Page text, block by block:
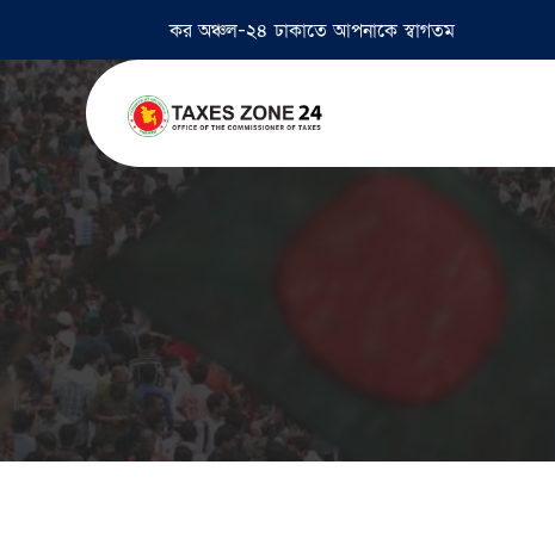
কর অঞ্চল-২৪ ঢাকাতে আপনাকে স্বাগতম